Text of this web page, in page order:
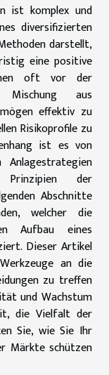
ist komplex und
diversifizierten
darstellt,
eine positive
oft vor der
aus
effektiv zu
Risikoprofile zu
ist es von
Prinzipien der
Abschnitte
welcher die
Aufbau eines
Dieser Artikel
an die
zu treffen
und Wachstum
die Vielfalt der
Sie, wie Sie Ihr
Märkte schützen